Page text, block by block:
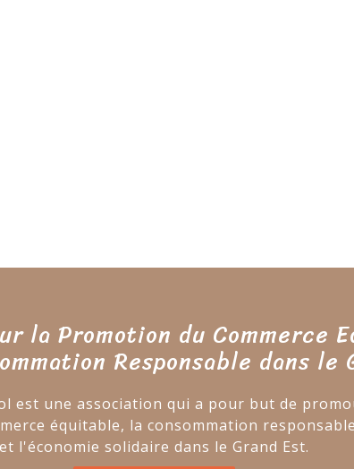
la Promotion du Commerce
Responsable dans le
est une association qui a pour but de
équitable, la consommation
et l'économie solidaire dans le Grand Est.